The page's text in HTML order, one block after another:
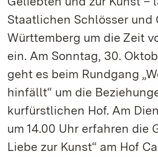
Staatlichen Schlösser und
Württemberg um die Zeit
ein. Am Sonntag, 30.
geht es beim Rundgang
hinfällt“ um die
kurfürstlichen Hof. Am
um 14.00 Uhr erfahren die
Liebe zur Kunst“ am Hof